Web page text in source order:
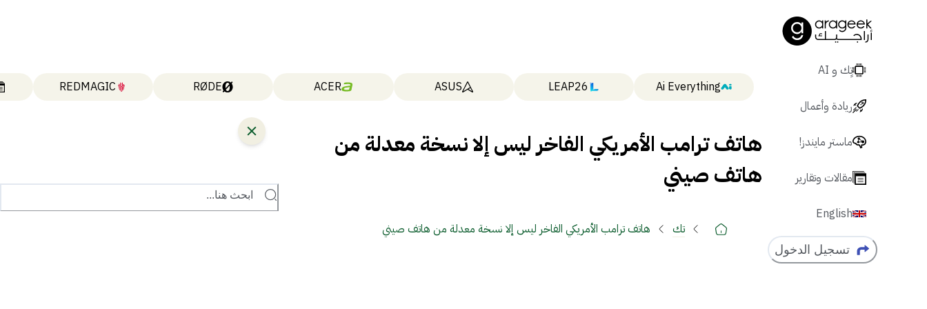
تٍك و AI
ريادة وأعمال
ماستر مايندز!
مقالات وتقارير
English
تسجيل الدخول
Ai Everything
LEAP26
ASUS
ACER
RØDE
REDMAGIC
هاتف ترامب الأمريكي الفاخر ليس إلا نسخة معدلة من
هاتف صيني
تك هاتف ترامب الأمريكي الفاخر ليس إلا نسخة معدلة من هاتف صيني
ابحث هنا...